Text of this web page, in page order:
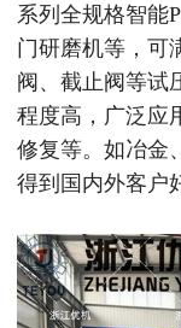
系列全规格智能
门研磨机等，可
阀、截止阀等试
程度高，广泛应
修复等。如冶金
得到国内外客户